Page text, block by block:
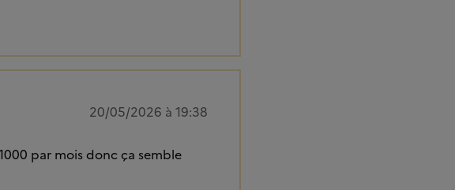
20/05/2026 à 19:38
par mois donc ça semble